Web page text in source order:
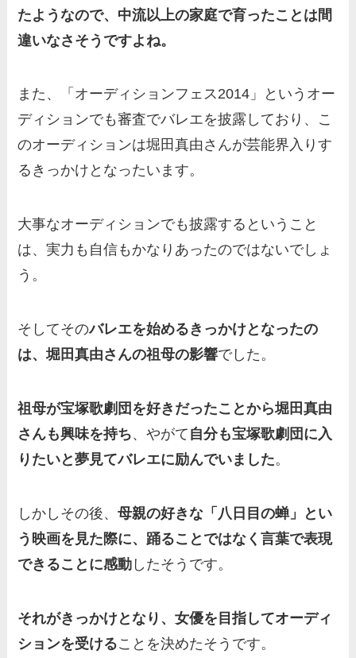
たようなので、中流以上の家庭で育ったことは間
違いなさそうですよね。
また、「オーディションフェス2014」というオー
ディションでも審査でバレエを披露しており、こ
のオーディションは堀田真由さんが芸能界入りす
るきっかけとなったいます。
大事なオーディションでも披露するということ
は、実力も自信もかなりあったのではないでしょ
う。
そしてそのバレエを始めるきっかけとなったの
は、堀田真由さんの祖母の影響でした。
祖母が宝塚歌劇団を好きだったことから堀田真由
さんも興味を持ち、やがて 自分も宝塚歌劇団に入
りたいと夢見てバレエに励んでいました。
しかしその後、母親の好きな「八日目の蝉」とい
う映画を見た際に、踊ることではなく言葉で表現
できることに感動 したそうです。
それがきっかけとなり、女優を目指してオーディ
ションを受けることを決めたそうです。